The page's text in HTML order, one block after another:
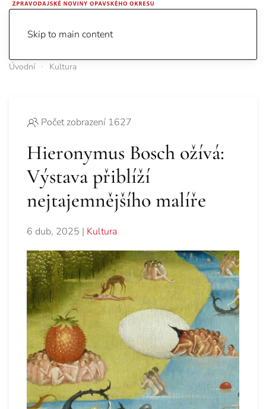
Skip to main content
Úvodní Kultura
Počet zobrazení 1627
Hieronymus Bosch ožívá:
Výstava přiblíží
nejtajemnějšího malíře
6 dub, 2025 | Kultura